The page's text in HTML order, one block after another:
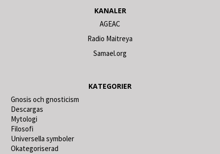
KANALER
AGEAC
Radio Maitreya
Samael.org
KATEGORIER
Gnosis och gnosticism
Descargas
Mytologi
Filosofi
Universella symboler
Okategoriserad